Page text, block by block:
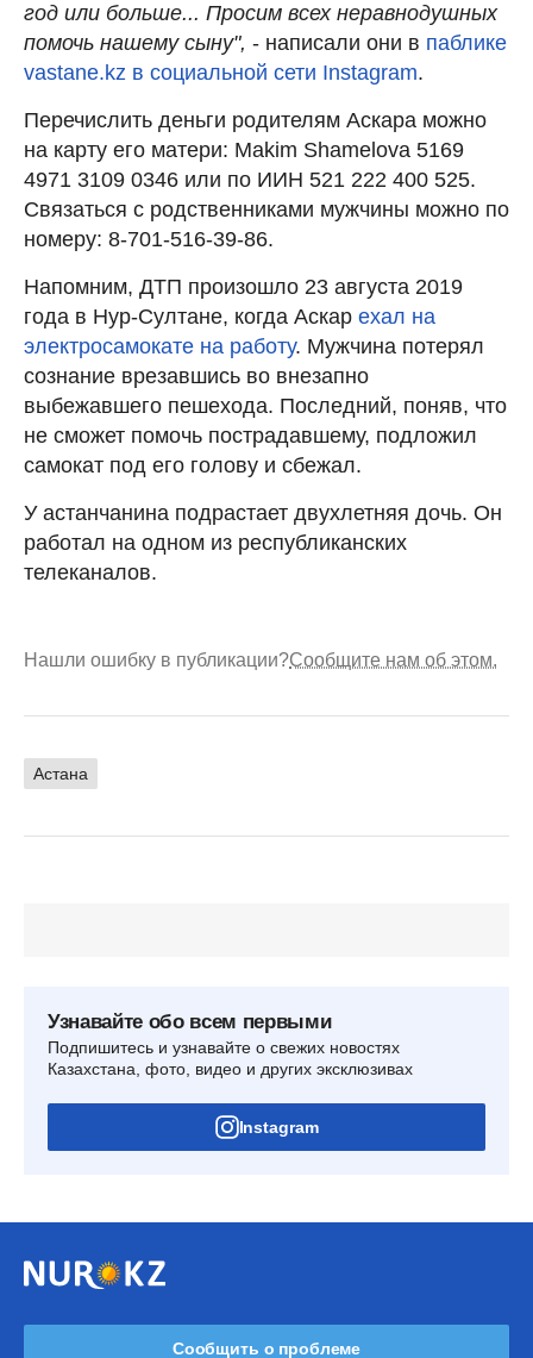
год или больше... Просим всех неравнодушных
помочь нашему сыну", - написали они в паблике
vastane.kz в социальной сети Instagram.
Перечислить деньги родителям Аскара можно
на карту его матери: Makim Shamelova 5169
4971 3109 0346 или по ИИН 521 222 400 525.
Связаться с родственниками мужчины можно по
номеру: 8-701-516-39-86.
Напомним, ДТП произошло 23 августа 2019
года в Нур-Султане, когда Аскар ехал на
электросамокате на работу. Мужчина потерял
сознание врезавшись во внезапно
выбежавшего пешехода. Последний, поняв, что
не сможет помочь пострадавшему, подложил
самокат под его голову и сбежал.
У астанчанина подрастает двухлетняя дочь. Он
работал на одном из республиканских
телеканалов.
Нашли ошибку в публикации?Сообщите нам об этом.
Астана
Узнавайте обо всем первыми
Подпишитесь и узнавайте о свежих новостях
Казахстана, фото, видео и других эксклюзивах
Instagram
Сообщить о проблеме